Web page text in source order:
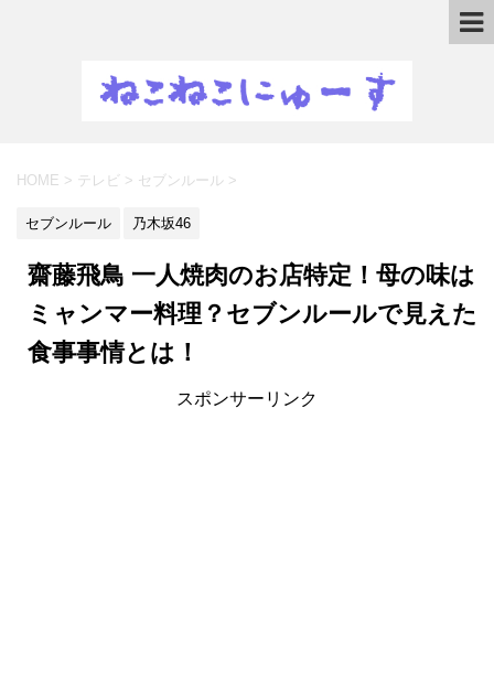
HOME > テレビ > セブンルール >
セブンルール 乃木坂46
齋藤飛鳥 一人焼肉のお店特定！母の味は
ミャンマー料理？セブンルールで見えた
食事事情とは！
スポンサーリンク